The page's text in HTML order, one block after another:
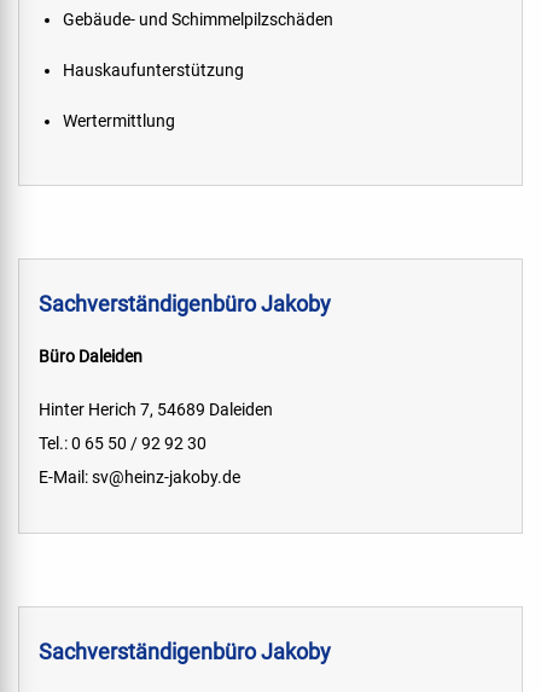
Gebäude- und Schimmelpilzschäden
Hauskaufunterstützung
Wertermittlung
Sachverständigenbüro Jakoby
Büro Daleiden
Hinter Herich 7, 54689 Daleiden
Tel.: 0 65 50 / 92 92 30
E-Mail:sv@heinz-jakoby.de
Sachverständigenbüro Jakoby